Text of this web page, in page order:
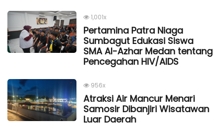
1,001x
Pertamina Patra Niaga
Sumbagut Edukasi Siswa
SMA Al-Azhar Medan tentang
Pencegahan HIV/AIDS
956x
Atraksi Air Mancur Menari
Samosir Dibanjiri Wisatawan
Luar Daerah